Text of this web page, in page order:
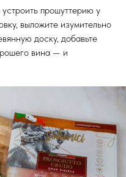
прошуттерию у
выложите изумительно
доску, добавьте
вина — и